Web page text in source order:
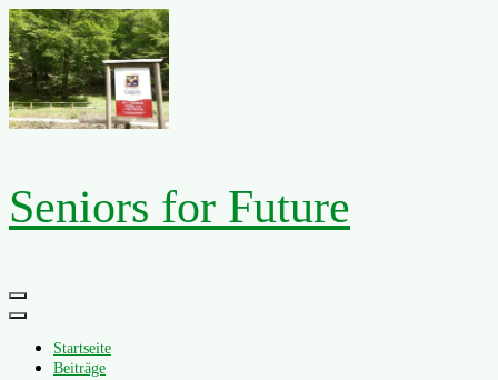
Zum
Inhalt
springen
Seniors for Future
Primäres
Menü
Startseite
Beiträge